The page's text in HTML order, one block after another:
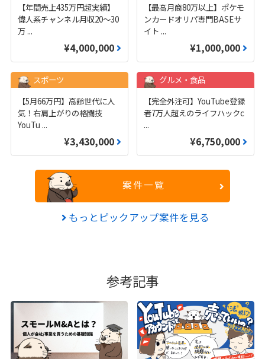
【年間売上435万円超実績】
偉人系チャンネル月収20～30
万 ...
¥4,000,000
【最高月商80万以上】ポケモ
ンカードオリパ専門BASEサ
イト ...
¥1,000,000
スポーツ
【5月66万円】高齢世代に人
気！右肩上がりの格闘技
YouTu ...
¥3,430,000
グルメ・食品
【完全外注可】YouTube登録
者7万人超えのライフハックc
...
¥6,750,000
案件一覧
もっとピックアップ案件を見る
参考記事